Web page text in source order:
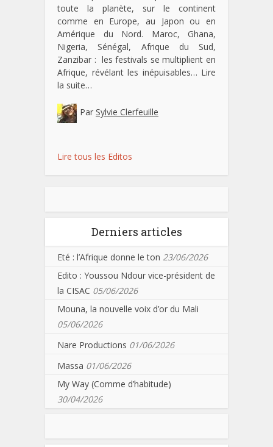
toute la planète, sur le continent
comme en Europe, au Japon ou en
Amérique du Nord. Maroc, Ghana,
Nigeria, Sénégal, Afrique du Sud,
Zanzibar : les festivals se multiplient en
Afrique, révélant les inépuisables… Lire
la suite…
Par Sylvie Clerfeuille
Lire tous les Editos
Derniers articles
Eté : l’Afrique donne le ton 23/06/2026
Edito : Youssou Ndour vice-président de
la CISAC 05/06/2026
Mouna, la nouvelle voix d’or du Mali
05/06/2026
Nare Productions 01/06/2026
Massa 01/06/2026
My Way (Comme d’habitude)
30/04/2026